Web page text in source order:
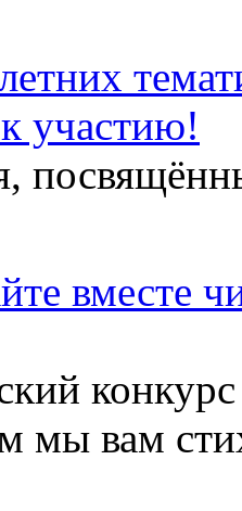
участию!
вместе
мы вам